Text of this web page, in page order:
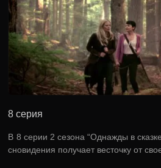
8 серия
В 8 серии 2 сезона “Однажды в
сновидения получает весточку от